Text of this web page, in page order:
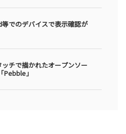
でのデバイスで表示確認が
チで描かれたオープンソー
Pebble」